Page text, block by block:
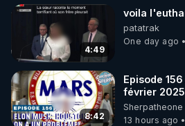
4:49
voila
patatrak
One day ago
8:42
Episode 156 Analyse du 23
février 2025 Elon Musk :
Houston ,
Sherpatheone
13 hours ago